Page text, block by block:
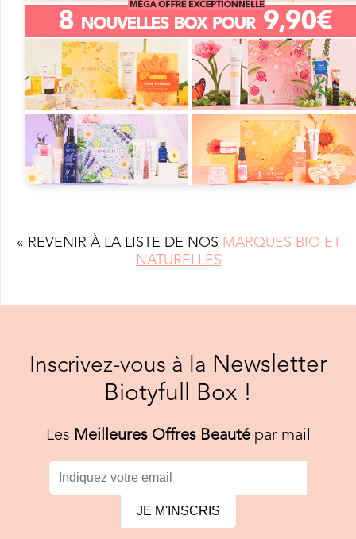
« REVENIR À LA LISTE DE NOS MARQUES BIO ET
NATURELLES
Inscrivez-vous à la Newsletter
Biotyfull Box !
Les Meilleures Offres Beautépar mail
JE M'INSCRIS